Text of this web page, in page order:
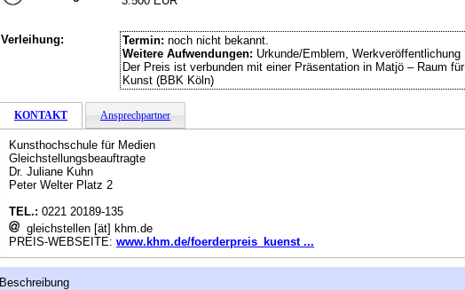
Verleihung: Termin: noch nicht bekannt.
Weitere Aufwendungen: Urkunde/Emblem, Werkveröffentlichung
Der Preis ist verbunden mit einer Präsentation in Matjö – Raum für
Kunst (BBK Köln)
KONTAKT Ansprechpartner
Kunsthochschule für Medien
Gleichstellungsbeauftragte
Dr. Juliane Kuhn
Peter Welter Platz 2
TEL.: 0221 20189-135
gleichstellen [ät] khm.de
PREIS-WEBSEITE: www.khm.de/foerderpreis_kuenst ...
Beschreibung